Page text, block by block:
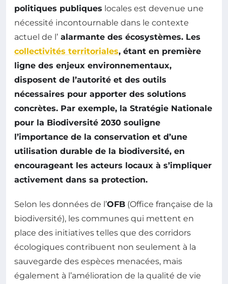
politiques publiques locales est devenue une
nécessité incontournable dans le contexte
actuel de l’ alarmante des écosystèmes. Les
collectivités territoriales, étant en première
ligne des enjeux environnementaux,
disposent de l’autorité et des outils
nécessaires pour apporter des solutions
concrètes. Par exemple, la Stratégie Nationale
pour la Biodiversité 2030 souligne
l’importance de la conservation et d’une
utilisation durable de la biodiversité, en
encourageant les acteurs locaux à s’impliquer
activement dans sa protection.
Selon les données de l’OFB (Office française de la
biodiversité), les communes qui mettent en
place des initiatives telles que des corridors
écologiques contribuent non seulement à la
sauvegarde des espèces menacées, mais
également à l’amélioration de la qualité de vie